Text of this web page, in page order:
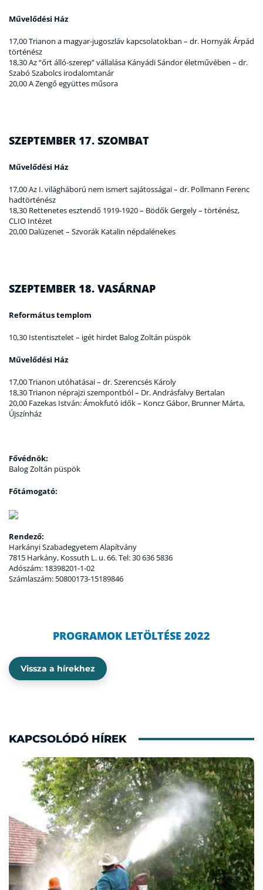
Művelődési Ház
17,00 Trianon a magyar-jugoszláv kapcsolatokban – dr. Hornyák Árpád
történész
18,30 Az “őrt álló-szerep” vállalása Kányádi Sándor életművében – dr.
Szabó Szabolcs irodalomtanár
20,00 A Zengő együttes műsora
SZEPTEMBER 17. SZOMBAT
Művelődési Ház
17,00 Az I. világháború nem ismert sajátosságai – dr. Pollmann Ferenc
hadtörténész
18,30 Rettenetes esztendő 1919-1920 – Bödők Gergely – történész,
CLIO Intézet
20,00 Dalüzenet – Szvorák Katalin népdalénekes
SZEPTEMBER 18. VASÁRNAP
Református templom
10,30 Istentisztelet – igét hirdet Balog Zoltán püspök
Művelődési Ház
17,00 Trianon utóhatásai – dr. Szerencsés Károly
18,30 Trianon néprajzi szempontból – Dr. Andrásfalvy Bertalan
20,00 Fazekas István: Ámokfutó idők – Koncz Gábor, Brunner Márta,
Újszínház
Fővédnök:
Balog Zoltán püspök
Főtámogató:
Rendező:
Harkányi Szabadegyetem Alapítvány
7815 Harkány, Kossuth L. u. 66. Tel: 30 636 5836
Adószám: 18398201-1-02
Számlaszám: 50800173-15189846
PROGRAMOK LETÖLTÉSE 2022
Vissza a hírekhez
KAPCSOLÓDÓ HÍREK